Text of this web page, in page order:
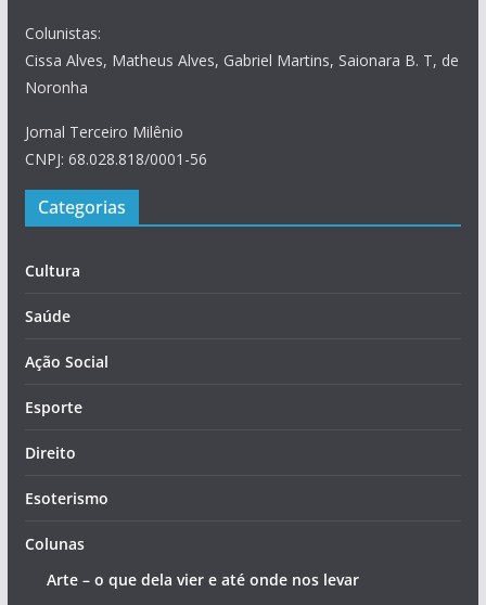
Colunistas:
Cissa Alves, Matheus Alves, Gabriel Martins, Saionara B. T, de
Noronha
Jornal Terceiro Milênio
CNPJ: 68.028.818/0001-56
Categorias
Cultura
Saúde
Ação Social
Esporte
Direito
Esoterismo
Colunas
Arte – o que dela vier e até onde nos levar